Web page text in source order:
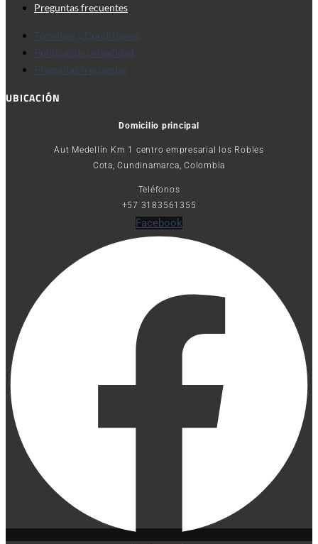
Preguntas frecuentes
Términos y Condiciones
Políticas de privacidad
Preguntas frecuentes
UBICACIÓN
Domicilio principal
Aut Medellín Km 1 centro empresarial los Robles
Cota, Cundinamarca, Colombia
Teléfonos
+57 3183561355
Facebook